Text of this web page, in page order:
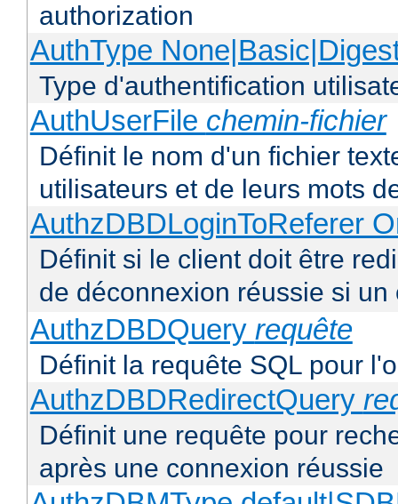
authorization
AuthType
Type d'authentification
AuthUserFile chemin-fichier
Définit le nom d'un fichier
utilisateurs et de leurs mots
AuthzDBDLoginToReferer
Définit si le client doit être
de déconnexion réussie si
AuthzDBDQuery requête
Définit la requête SQL pour
AuthzDBDRedirectQuery
Définit une requête pour
après une connexion réussie